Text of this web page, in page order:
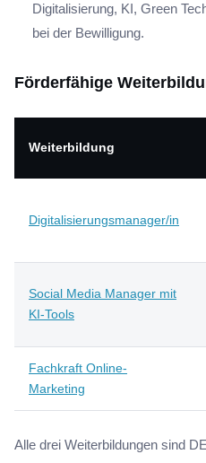
Digitalisierung, KI, Green
bei der Bewilligung.
Förderfähige
Weiterbildung
Digitalisierungsmanager/in
Social Media Manager mit
KI-Tools
Fachkraft Online-
Marketing
Alle drei Weiterbildungen sind